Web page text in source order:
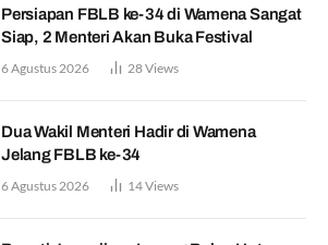
Persiapan FBLB ke-34 di Wamena Sangat
Siap, 2 Menteri Akan Buka Festival
6 Agustus 2026 28Views
Dua Wakil Menteri Hadir di Wamena
Jelang FBLB ke-34
6 Agustus 2026 14Views